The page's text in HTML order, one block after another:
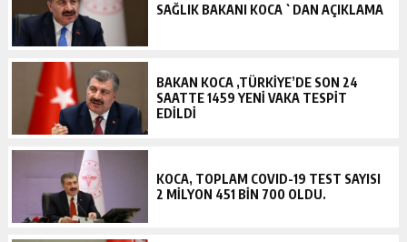
SAĞLIK BAKANI KOCA `DAN AÇIKLAMA
BAKAN KOCA ,TÜRKIYE’DE SON 24
SAATTE 1459 YENI VAKA TESPIT
EDILDI
KOCA, TOPLAM COVID-19 TEST SAYISI
2 MILYON 451 BIN 700 OLDU.